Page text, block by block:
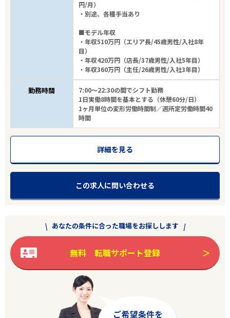
円/月）
・別途、各種手当あり
■モデル年収
・年収510万円（エリア長/45歳男性/入社8年
目）
・年収420万円（店長/37歳男性/入社5年目）
・年収360万円（主任/26歳男性/入社3年目）
勤務時間
7:00～22:30の間でシフト勤務
1日実働8時間を基本とする（休憩60分/日）
1ヶ月単位の変形労働時間制／週所定労働時間40
時間
詳細を見る
この求人に問い合わせる
あなたの条件に合った職場をお探しします
無料 転職サポート登録